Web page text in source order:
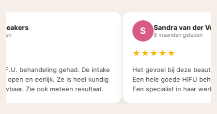
behandeling gehad. De intake
en eerlijk. Ze is heel kundig
Zie ook meteen resultaat.
S Sandra van der
8 maanden geleden
★★★★★
Het gevoel bij deze beauty
Een hele goede HIFU
Een specialist in haar werk.